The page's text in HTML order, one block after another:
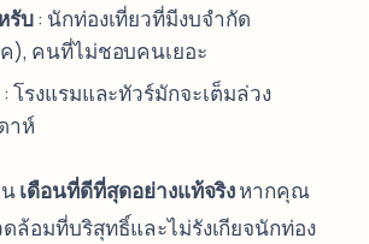
รับ: นักท่องเที่ยวที่มีงบจำกัด
), คนที่ไม่ชอบคนเยอะ
: โรงแรมและทัวร์มักจะเต็มล่วง
าห์
เดือนที่ดีที่สุดอย่างแท้จริงหากคุณ
ล้อมที่บริสุทธิ์และไม่รังเกียจนักท่อง